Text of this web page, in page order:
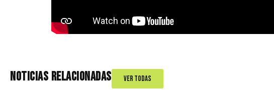
NOTICIAS RELACIONADAS Ver Todas